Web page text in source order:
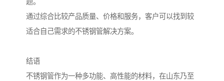
题。
通过综合比较产品质量、价格和服务，客户可以找到较
适合自己需求的不锈钢管解决方案。
结语
不锈钢管作为一种多功能、高性能的材料，在山东乃至